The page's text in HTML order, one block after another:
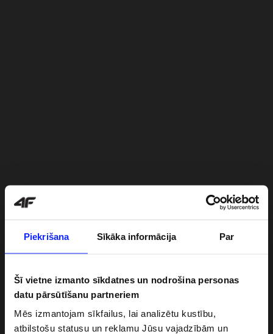
Piekrišana Sīkāka informācija Par
Šī vietne izmanto sīkdatnes un nodrošina personas
datu pārsūtīšanu partneriem
Mēs izmantojam sīkfailus, lai analizētu kustību,
atbilstošu statusu un reklamu Jūsu vajadzībām un